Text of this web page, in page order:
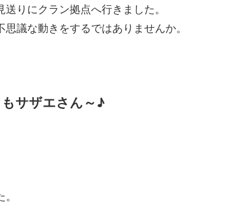
りにクラン拠点へ行きました。
議な動きをするではありませんか。
サザエさん～♪